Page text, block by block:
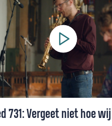
731: Vergeet niet hoe